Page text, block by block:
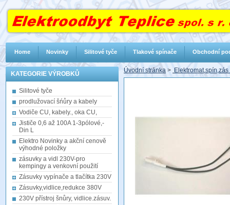
KATEGORIE VÝROBKŮ
Silitové tyče
prodlužovací šńůry a kabely
Vodiče CU, kabely., oka CU,
Jističe 0,6 až 100A 1-3pólové,-
Din L
Elektro Novinky a akční cenově
výhodné položky
zásuvky a vidl 230V-pro
kempingy a venkovní použití
Zásuvky vypínače a tlačítka 230V
Zásuvky,vidlice,redukce 380V
230V přístroj šnůry, vidlice.zásuv.
Úvodní stránka >
Home Novinky Silitové tyče Tlakové spínače Obchodní